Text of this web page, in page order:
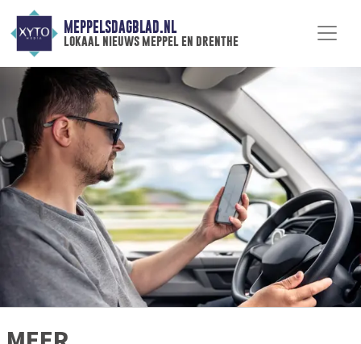
MEPPELSDAGBLAD.NL
lokaal nieuws meppel en drenthe